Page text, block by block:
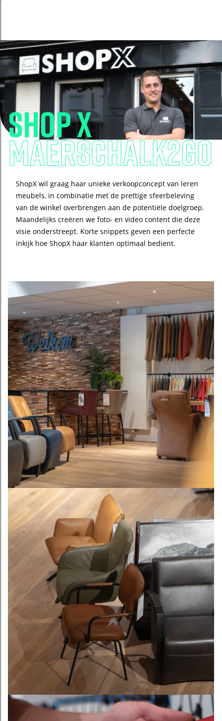
Shop X
Maerschalk2GO
ShopX wil graag haar unieke verkoopconcept van leren
meubels, in combinatie met de prettige sfeerbeleving
van de winkel overbrengen aan de potentiële doelgroep.
Maandelijks creëren we foto- en video content die deze
visie onderstreept. Korte snippets geven een perfecte
inkijk hoe ShopX haar klanten optimaal bedient.